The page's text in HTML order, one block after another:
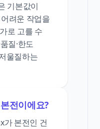
기본값이
려운 작업을
로 고를 수
질·한도
울질하는
전이에요?
가 본전인 건